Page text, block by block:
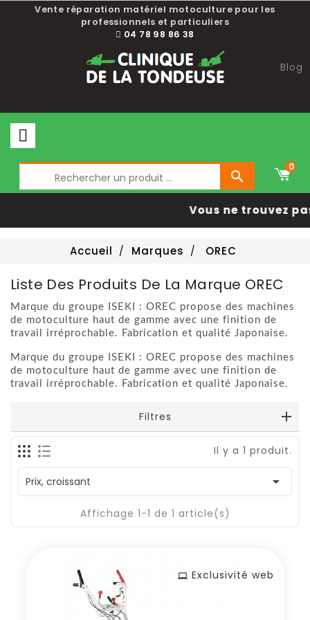
Vente réparation matériel motoculture pour les
professionnels et particuliers
04 78 98 86 38
Blog

0
Vous ne trouvez
Accueil Marques OREC
Liste Des Produits De La Marque OREC
Marque du groupe ISEKI : OREC propose des machines
de motoculture haut de gamme avec une finition de
travail irréprochable. Fabrication et qualité Japonaise.
Marque du groupe ISEKI : OREC propose des machines
de motoculture haut de gamme avec une finition de
travail irréprochable. Fabrication et qualité Japonaise.
Filtres
Il y a 1 produit.
Prix, croissant 
Affichage 1-1 de 1 article(s)
Exclusivité web
Choisissez une valeur...